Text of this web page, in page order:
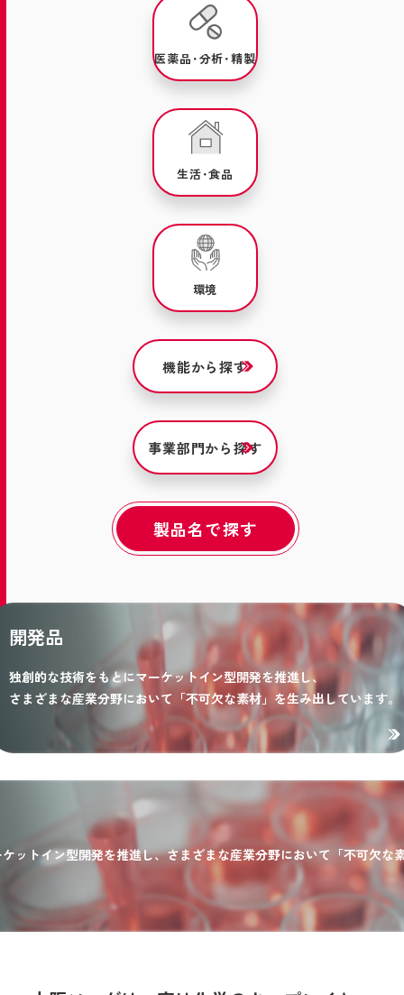
医薬品･分析･精製
生活･食品
環境
機能から探す
事業部門から探す
製品名で探す
開発品
独創的な技術をもとにマーケットイン型開発を推進し、
さまざまな産業分野において「不可欠な素材」を生み出しています。
ットイン型開発を推進し、さまざまな産業分野において「不可欠な